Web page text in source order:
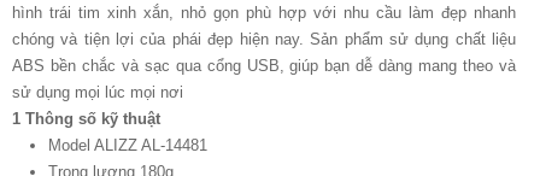
hình trái tim xinh xắn, nhỏ gọn phù hợp với nhu cầu làm đẹp nhanh
chóng và tiện lợi của phái đẹp hiện nay. Sản phẩm sử dụng chất liệu
ABS bền chắc và sạc qua cổng USB, giúp bạn dễ dàng mang theo và
sử dụng mọi lúc mọi nơi
1 Thông số kỹ thuật
Model ALIZZ AL-14481
Trọng lượng 180g